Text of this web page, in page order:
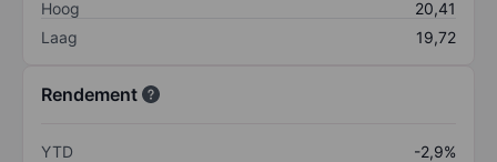
Hoog
20,41
Laag
19,72
Rendement
YTD
-2,9%